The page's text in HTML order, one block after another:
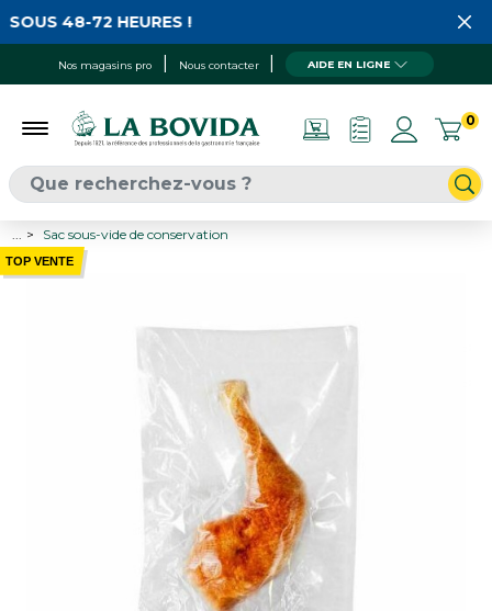
Nos magasins pro Nous contacter AIDE EN LIGNE
0
48-72 HEURES !
Sac sous-vide de conservation
TOP VENTE